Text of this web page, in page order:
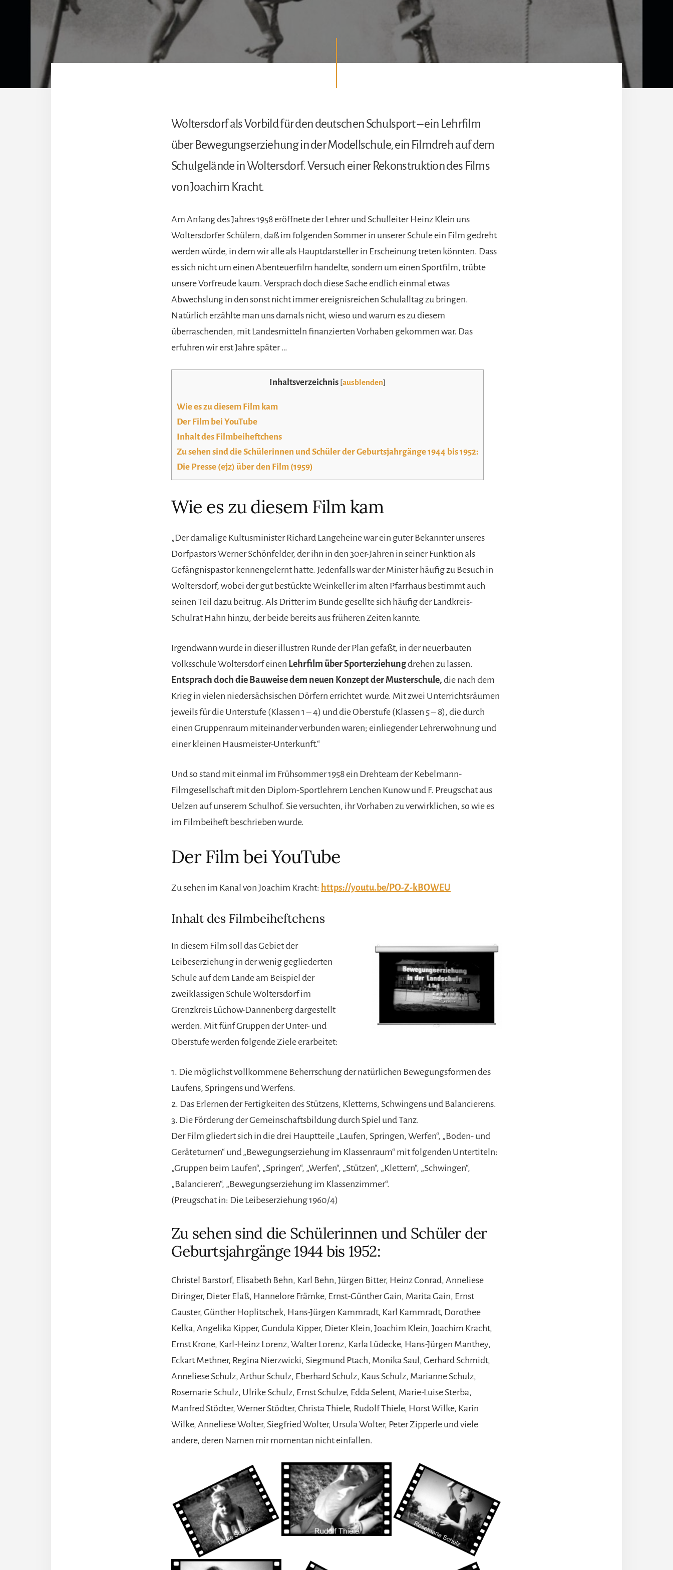
Woltersdorf als Vorbild für den deutschen Schulsport – ein Lehrfilm
über Bewegungserziehung in der Modellschule, ein Filmdreh auf dem
Schulgelände in Woltersdorf. Versuch einer Rekonstruktion des Films
von Joachim Kracht.
Am Anfang des Jahres 1958 eröffnete der Lehrer und Schulleiter Heinz Klein uns
Woltersdorfer Schülern, daß im folgenden Sommer in unserer Schule ein Film gedreht
werden würde, in dem wir alle als Hauptdarsteller in Erscheinung treten könnten. Dass
es sich nicht um einen Abenteuerfilm handelte, sondern um einen Sportfilm, trübte
unsere Vorfreude kaum. Versprach doch diese Sache endlich einmal etwas
Abwechslung in den sonst nicht immer ereignisreichen Schulalltag zu bringen.
Natürlich erzählte man uns damals nicht, wieso und warum es zu diesem
überraschenden, mit Landesmitteln finanzierten Vorhaben gekommen war. Das
erfuhren wir erst Jahre später …
Inhaltsverzeichnis [ausblenden]
Wie es zu diesem Film kam
Der Film bei YouTube
Inhalt des Filmbeiheftchens
Zu sehen sind die Schülerinnen und Schüler der Geburtsjahrgänge 1944 bis 1952:
Die Presse (ejz) über den Film (1959)
Wie es zu diesem Film kam
„Der damalige Kultusminister Richard Langeheine war ein guter Bekannter unseres
Dorfpastors Werner Schönfelder, der ihn in den 30er-Jahren in seiner Funktion als
Gefängnispastor kennengelernt hatte. Jedenfalls war der Minister häufig zu Besuch in
Woltersdorf, wobei der gut bestückte Weinkeller im alten Pfarrhaus bestimmt auch
seinen Teil dazu beitrug. Als Dritter im Bunde gesellte sich häufig der Landkreis-
Schulrat Hahn hinzu, der beide bereits aus früheren Zeiten kannte.
Irgendwann wurde in dieser illustren Runde der Plan gefaßt, in der neuerbauten
Volksschule Woltersdorf einen Lehrfilm über Sporterziehungdrehen zu lassen.
Entsprach doch die Bauweise dem neuen Konzept der Musterschule, die nach dem
Krieg in vielen niedersächsischen Dörfern errichtet wurde. Mit zwei Unterrichtsräumen
jeweils für die Unterstufe (Klassen 1 – 4) und die Oberstufe (Klassen 5 – 8), die durch
einen Gruppenraum miteinander verbunden waren; einliegender Lehrerwohnung und
einer kleinen Hausmeister-Unterkunft.“
Und so stand mit einmal im Frühsommer 1958 ein Drehteam der Kebelmann-
Filmgesellschaft mit den Diplom-Sportlehrern Lenchen Kunow und F. Preugschat aus
Uelzen auf unserem Schulhof. Sie versuchten, ihr Vorhaben zu verwirklichen, so wie es
im Filmbeiheft beschrieben wurde.
Der Film bei YouTube
Zu sehen im Kanal von Joachim Kracht: https://youtu.be/PO-Z-kBOWEU
Inhalt des Filmbeiheftchens
In diesem Film soll das Gebiet der
Leibeserziehung in der wenig gegliederten
Schule auf dem Lande am Beispiel der
zweiklassigen Schule Woltersdorf im
Grenzkreis Lüchow-Dannenberg dargestellt
werden. Mit fünf Gruppen der Unter- und
Oberstufe werden folgende Ziele erarbeitet:
1. Die möglichst vollkommene Beherrschung der natürlichen Bewegungsformen des
Laufens, Springens und Werfens.
2. Das Erlernen der Fertigkeiten des Stützens, Kletterns, Schwingens und Balancierens.
3. Die Förderung der Gemeinschaftsbildung durch Spiel und Tanz.
Der Film gliedert sich in die drei Hauptteile „Laufen, Springen, Werfen“, „Boden- und
Geräteturnen“ und „Bewegungserziehung im Klassenraum“ mit folgenden Untertiteln:
„Gruppen beim Laufen“, „Springen“, „Werfen“, „Stützen“, „Klettern“, „Schwingen“,
„Balancieren“, „Bewegungserziehung im Klassenzimmer“.
(Preugschat in: Die Leibeserziehung 1960/4)
Zu sehen sind die Schülerinnen und Schüler der
Geburtsjahrgänge 1944 bis 1952:
Christel Barstorf, Elisabeth Behn, Karl Behn, Jürgen Bitter, Heinz Conrad, Anneliese
Diringer, Dieter Elaß, Hannelore Främke, Ernst-Günther Gain, Marita Gain, Ernst
Gauster, Günther Hoplitschek, Hans-Jürgen Kammradt, Karl Kammradt, Dorothee
Kelka, Angelika Kipper, Gundula Kipper, Dieter Klein, Joachim Klein, Joachim Kracht,
Ernst Krone, Karl-Heinz Lorenz, Walter Lorenz, Karla Lüdecke, Hans-Jürgen Manthey,
Eckart Methner, Regina Nierzwicki, Siegmund Ptach, Monika Saul, Gerhard Schmidt,
Anneliese Schulz, Arthur Schulz, Eberhard Schulz, Kaus Schulz, Marianne Schulz,
Rosemarie Schulz, Ulrike Schulz, Ernst Schulze, Edda Selent, Marie-Luise Sterba,
Manfred Stödter, Werner Stödter, Christa Thiele, Rudolf Thiele, Horst Wilke, Karin
Wilke, Anneliese Wolter, Siegfried Wolter, Ursula Wolter, Peter Zipperle und viele
andere, deren Namen mir momentan nicht einfallen.